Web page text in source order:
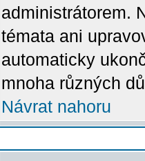
administrátorem.
témata ani
automaticky
mnoha různých
Návrat nahoru